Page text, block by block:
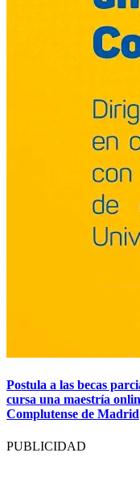
Postula a las becas
cursa una maestría
Complutense de Madrid
PUBLICIDAD